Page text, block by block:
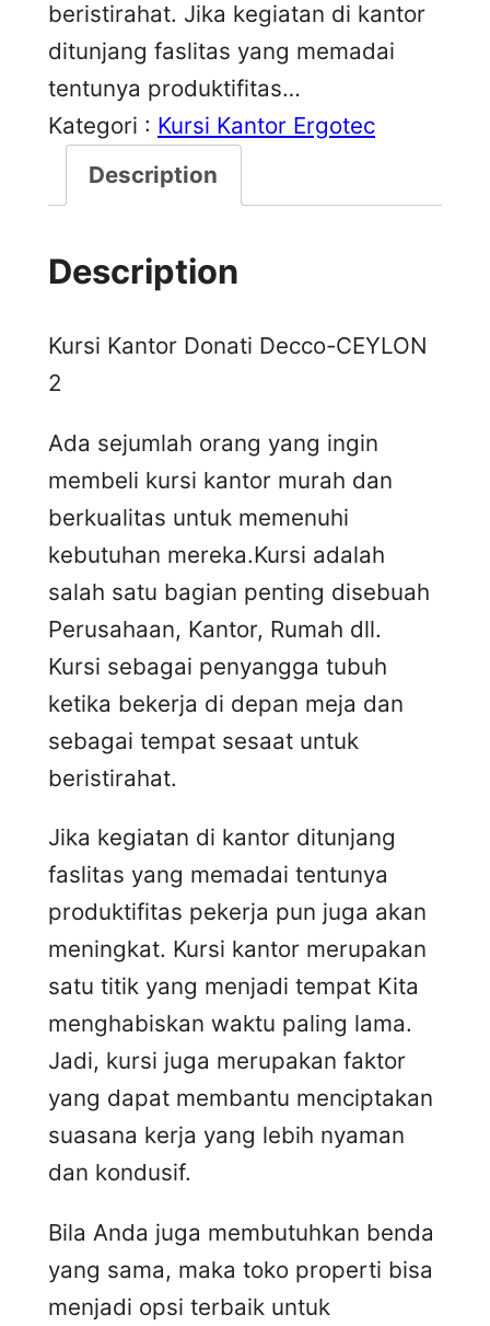
beristirahat. Jika kegiatan di kantor
ditunjang faslitas yang memadai
tentunya produktifitas…
Kategori : Kursi Kantor Ergotec
Description
Description
Kursi Kantor Donati Decco-CEYLON
2
Ada sejumlah orang yang ingin
membeli kursi kantor murah dan
berkualitas untuk memenuhi
kebutuhan mereka.Kursi adalah
salah satu bagian penting disebuah
Perusahaan, Kantor, Rumah dll.
Kursi sebagai penyangga tubuh
ketika bekerja di depan meja dan
sebagai tempat sesaat untuk
beristirahat.
Jika kegiatan di kantor ditunjang
faslitas yang memadai tentunya
produktifitas pekerja pun juga akan
meningkat. Kursi kantor merupakan
satu titik yang menjadi tempat Kita
menghabiskan waktu paling lama.
Jadi, kursi juga merupakan faktor
yang dapat membantu menciptakan
suasana kerja yang lebih nyaman
dan kondusif.
Bila Anda juga membutuhkan benda
yang sama, maka toko properti bisa
menjadi opsi terbaik untuk